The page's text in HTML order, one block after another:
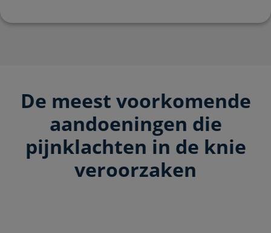
De meest voorkomende
aandoeningen die
pijnklachten in de knie
veroorzaken